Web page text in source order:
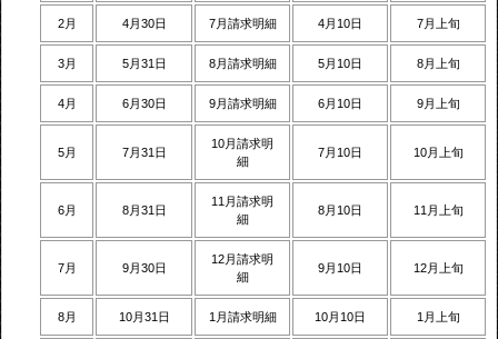
2月 4月30日 7月請求明細 4月10日 7月上旬
3月 5月31日 8月請求明細 5月10日 8月上旬
4月 6月30日 9月請求明細 6月10日 9月上旬
5月 7月31日
10月請求明
細
7月10日 10月上旬
6月 8月31日
11月請求明
細
8月10日 11月上旬
7月 9月30日
12月請求明
細
9月10日 12月上旬
8月 10月31日 1月請求明細 10月10日 1月上旬